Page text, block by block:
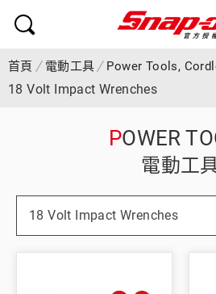
首頁 電動工具 Power Tools,
18 Volt Impact Wrenches
POWER
電動工
18 Volt Impact Wrenches